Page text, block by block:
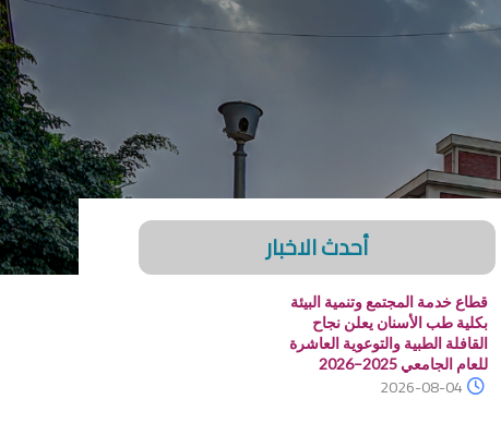
أحدث الاخبار
قطاع خدمة المجتمع وتنمية البيئة
بكلية طب الأسنان يعلن نجاح
القافلة الطبية والتوعوية العاشرة
للعام الجامعي 2025–2026
2026-08-04